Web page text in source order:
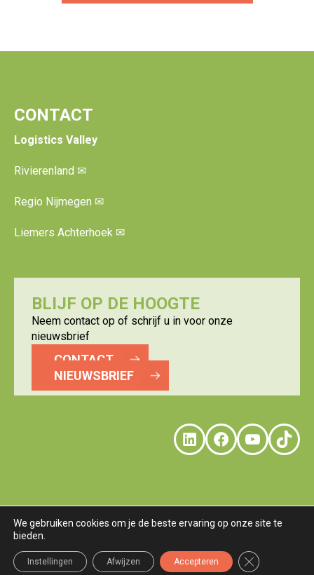
CONTACT
Logistics Valley
Rivierenland ✉
Regio Nijmegen ✉
Liemers Achterhoek ✉
BLIJF OP DE HOOGTE
Neem contact op of schrijf u in voor onze
nieuwsbrief
CONTACT
NIEUWSBRIEF
LinkedIn
Facebook
© LOGISTICS VALLEY
TERMS
We gebruiken cookies om je de beste ervaring op onze site te
bieden.
Accepteren
Afwijzen
Instellingen Sluit AVG/